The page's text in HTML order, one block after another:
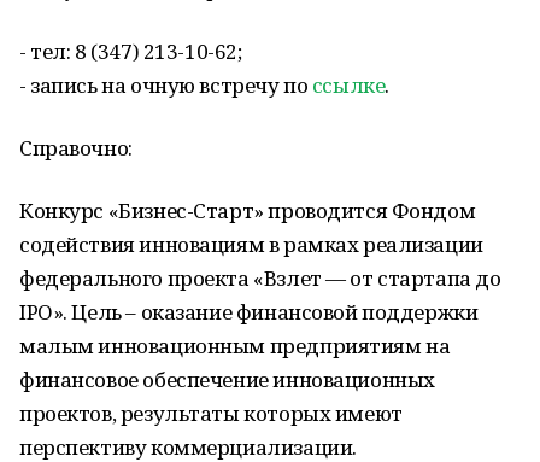
- тел: 8 (347) 213-10-62;
- запись на очную встречу по ссылке.
Справочно:
Конкурс «Бизнес-Старт» проводится Фондом
содействия инновациям в рамках реализации
федерального проекта «Взлет — от стартапа до
IPO». Цель – оказание финансовой поддержки
малым инновационным предприятиям на
финансовое обеспечение инновационных
проектов, результаты которых имеют
перспективу коммерциализации.